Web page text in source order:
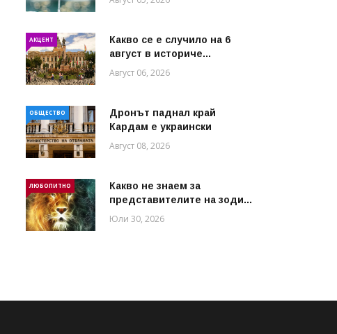
АКЦЕНТ
Какво се е случило на 6
август в историче...
Август 06, 2026
ОБЩЕСТВО
Дронът паднал край
Кардам е украински
Август 08, 2026
ЛЮБОПИТНО
Какво не знаем за
представителите на зоди...
Юли 30, 2026